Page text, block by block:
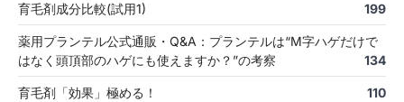
育毛剤成分比較(試用1) 199
薬用プランテル公式通販・Q&A：プランテルは“M字ハゲだけで
はなく頭頂部のハゲにも使えますか？”の考察
134
育毛剤「効果」極める！ 110